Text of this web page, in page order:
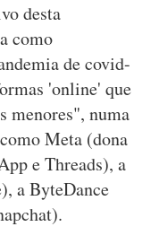
desta
como
de covid-
'online' que
menores", numa
Meta (dona
e Threads), a
a ByteDance